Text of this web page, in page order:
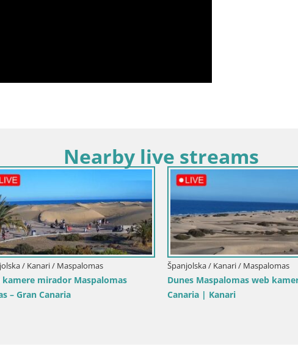
Nearby live streams
Španjolska / Kanari / Las Palmas de Gran
Canaria
Web kamera Playa de Las Canteras Plaža
Španjolska / Kanari /
Panorama u živo Playa del
Maspalomas